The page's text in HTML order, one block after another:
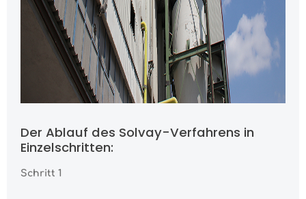
Der Ablauf des Solvay-Verfahrens in
Einzelschritten:
Schritt 1